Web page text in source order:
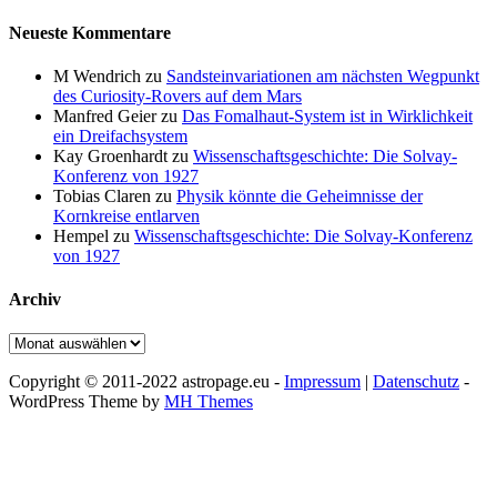
Neueste Kommentare
M Wendrich zu Sandsteinvariationen am nächsten Wegpunkt
des Curiosity-Rovers auf dem Mars
Manfred Geierzu Das Fomalhaut-System ist in Wirklichkeit
ein Dreifachsystem
Kay Groenhardt zu Wissenschaftsgeschichte: Die Solvay-
Konferenz von 1927
Tobias Claren zu Physik könnte die Geheimnisse der
Kornkreise entlarven
Hempel zu Wissenschaftsgeschichte: Die Solvay-Konferenz
von 1927
Archiv
Archiv
Copyright © 2011-2022 astropage.eu - Impressum | Datenschutz -
WordPress Theme by MH Themes